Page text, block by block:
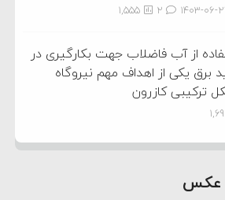
۰۶-۲۷ 1,555
از آب فاضلاب جهت بکارگیری در
برق یکی از اهداف مهم نیروگاه
ترکیبی کازرون
عکس